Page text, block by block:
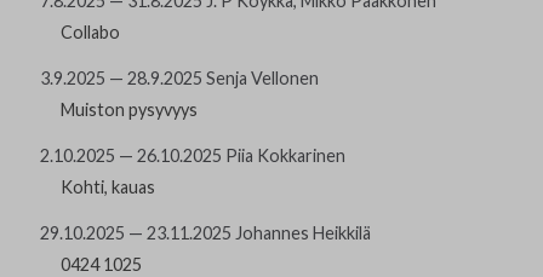
Collabo
3.9.2025 — 28.9.2025 Senja Vellonen
Muiston pysyvyys
2.10.2025 — 26.10.2025 Piia Kokkarinen
Kohti, kauas
29.10.2025 — 23.11.2025 Johannes Heikkilä
0424 1025